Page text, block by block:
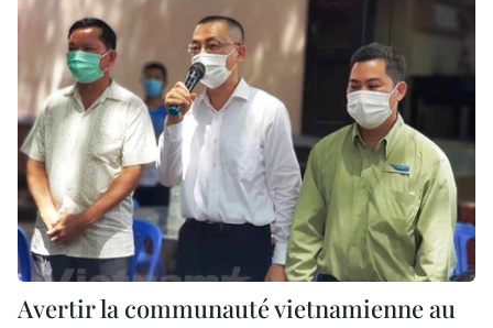
Avertir la communauté vietnamienne au